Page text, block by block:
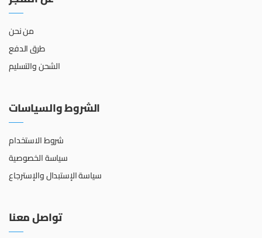
من نحن
طرق الدفع
الشحن والتسليم
الشروط والسياسات
شروط الاستخدام
سياسة الخصوصية
سياسة الإستبدال والإسترجاع
تواصل معنا